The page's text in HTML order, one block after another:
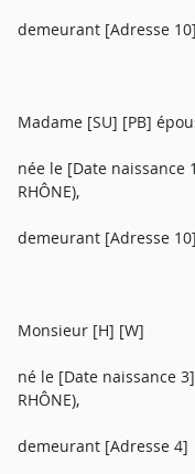
demeurant [Adresse 10]
Madame [SU] [PB]
née le [Date naissance
RHÔNE),
demeurant [Adresse 10]
Monsieur [H] [W]
né le [Date naissance
RHÔNE),
demeurant [Adresse 4]